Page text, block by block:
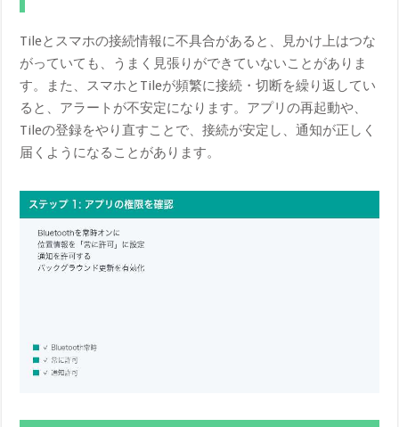
Tileとスマホの接続情報に不具合があると、見かけ上はつな
がっていても、うまく見張りができていないことがありま
す。また、スマホとTileが頻繁に接続・切断を繰り返してい
ると、アラートが不安定になります。アプリの再起動や、
Tileの登録をやり直すことで、接続が安定し、通知が正しく
届くようになることがあります。